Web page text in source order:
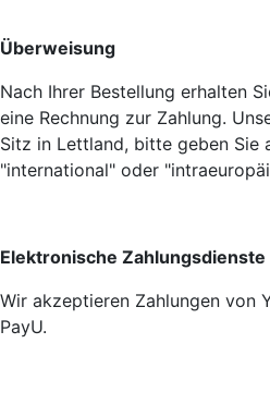
Überweisung
Nach Ihrer Bestellung erhalten
eine Rechnung zur Zahlung.
Sitz in Lettland, bitte geben Sie
"international" oder
Elektronische Zahlungsdienste
Wir akzeptieren Zahlungen von
PayU.